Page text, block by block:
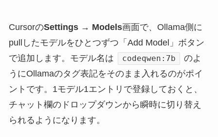
CursorのSettings → Models画面で、Ollama側に
pullしたモデルをひとつずつ「Add Model」ボタン
で追加します。モデル名は
codeqwen:7b
のよ
うにOllamaのタグ表記をそのまま入れるのがポイ
ントです。1モデル1エントリで登録しておくと、
チャット欄のドロップダウンから瞬時に切り替え
られるようになります。